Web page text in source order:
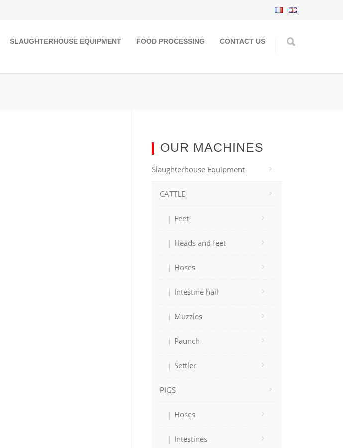
SLAUGHTERHOUSE EQUIPMENT FOOD PROCESSING CONTACT US
OUR MACHINES
Slaughterhouse Equipment
CATTLE
Feet
Heads and feet
Hoses
Intestine hail
Muzzles
Paunch
Settler
PIGS
Hoses
Intestines